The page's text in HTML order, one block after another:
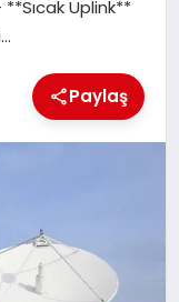
Uplink**
Paylaş